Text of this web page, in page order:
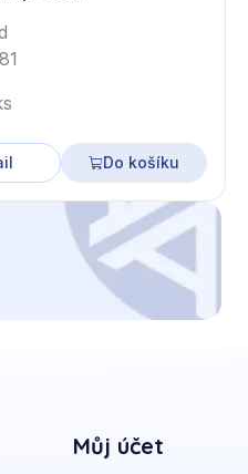
Do košíku
Můj účet